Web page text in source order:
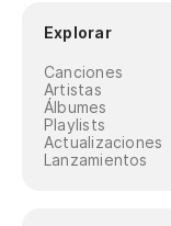
Explorar
Canciones
Artistas
Álbumes
Playlists
Actualizaciones
Lanzamientos